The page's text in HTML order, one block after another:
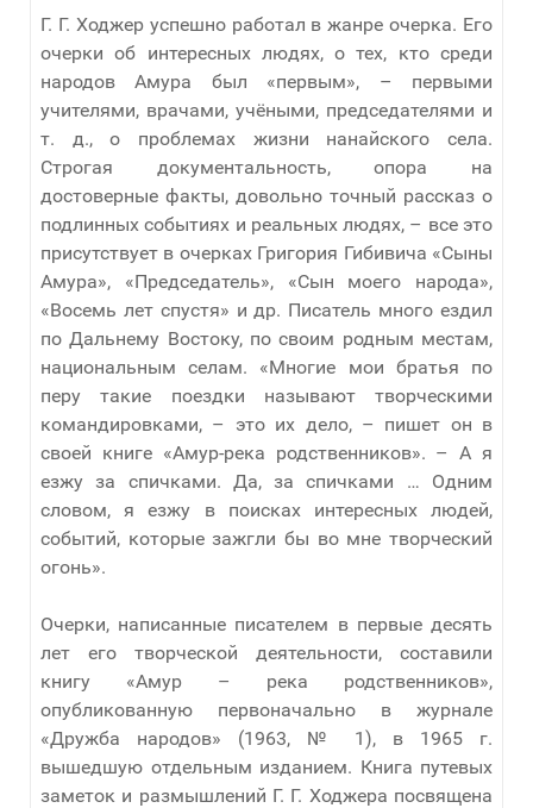
Г. Г. Ходжер успешно работал в жанре очерка. Его
очерки об интересных людях, о тех, кто среди
народов Амура был «первым», – первыми
учителями, врачами, учёными, председателями и
т. д., о проблемах жизни нанайского села.
Строгая документальность, опора на
достоверные факты, довольно точный рассказ о
подлинных событиях и реальных людях, – все это
присутствует в очерках Григория Гибивича «Сыны
Амура», «Председатель», «Сын моего народа»,
«Восемь лет спустя» и др. Писатель много ездил
по Дальнему Востоку, по своим родным местам,
национальным селам. «Многие мои братья по
перу такие поездки называют творческими
командировками, – это их дело, – пишет он в
своей книге «Амур-река родственников». – А я
езжу за спичками. Да, за спичками … Одним
словом, я езжу в поисках интересных людей,
событий, которые зажгли бы во мне творческий
огонь».
Очерки, написанные писателем в первые десять
лет его творческой деятельности, составили
книгу «Амур – река родственников»,
опубликованную первоначально в журнале
«Дружба народов» (1963, № 1), в 1965 г.
вышедшую отдельным изданием. Книга путевых
заметок и размышлений Г. Г. Ходжера посвящена